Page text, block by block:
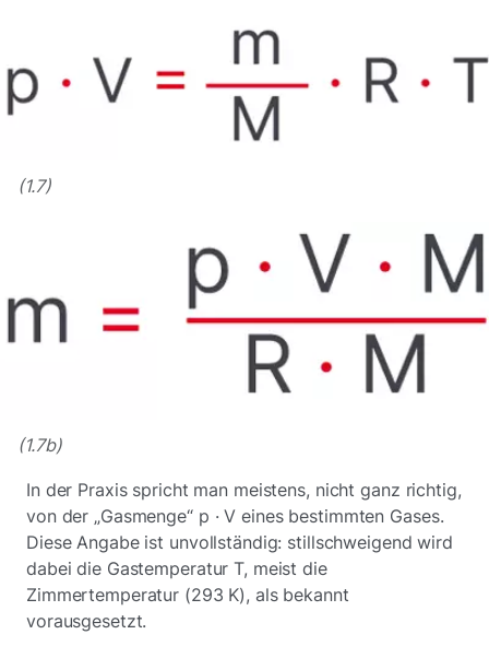
(1.7)
(1.7b)
In der Praxis spricht man meistens, nicht ganz richtig,
von der „Gasmenge“ p · V eines bestimmten Gases.
Diese Angabe ist unvollständig: stillschweigend wird
dabei die Gastemperatur T, meist die
Zimmertemperatur (293 K), als bekannt
vorausgesetzt.